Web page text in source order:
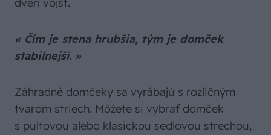
« Čím je stena hrubšia, tým je domček
stabilnejší. »
Záhradné domčeky sa vyrábajú s rozličným
tvarom striech. Môžete si vybrať domček
s pultovou alebo klasickou sedlovou strechou,